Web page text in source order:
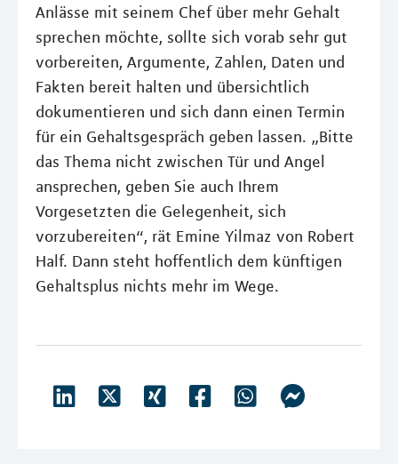
Anlässe mit seinem Chef über mehr Gehalt
sprechen möchte, sollte sich vorab sehr gut
vorbereiten, Argumente, Zahlen, Daten und
Fakten bereit halten und übersichtlich
dokumentieren und sich dann einen Termin
für ein Gehaltsgespräch geben lassen. „Bitte
das Thema nicht zwischen Tür und Angel
ansprechen, geben Sie auch Ihrem
Vorgesetzten die Gelegenheit, sich
vorzubereiten“, rät Emine Yilmaz von Robert
Half. Dann steht hoffentlich dem künftigen
Gehaltsplus nichts mehr im Wege.